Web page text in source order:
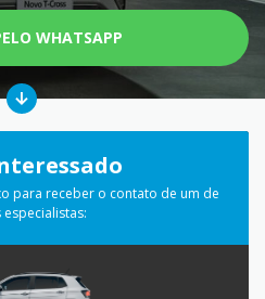
WHATSAPP
para receber o contato de um de